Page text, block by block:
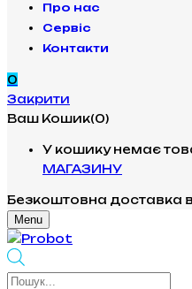
Про нас
Сервіс
Контакти
0
Закрити
Ваш Кошик(0)
У кошику немає
МАГАЗИНУ
Безкоштовна доставка
Menu
Products